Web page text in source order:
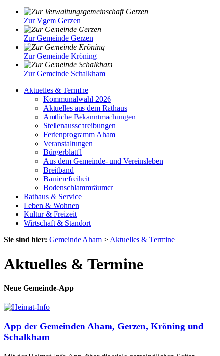
Zur Vgem Gerzen
Zur Gemeinde Gerzen
Zur Gemeinde Kröning
Zur Gemeinde Schalkham
Aktuelles & Termine
Kommunalwahl 2026
Aktuelles aus dem Rathaus
Amtliche Bekanntmachungen
Stellenausschreibungen
Ferienprogramm Aham
Veranstaltungen
Bürgerblatt'l
Aus dem Gemeinde- und Vereinsleben
Breitband
Barrierefreiheit
Bodenschlammräumer
Rathaus & Service
Leben & Wohnen
Kultur & Freizeit
Wirtschaft & Standort
Sie sind hier: Gemeinde Aham > Aktuelles & Termine
Aktuelles & Termine
Neue Gemeinde-App
App der Gemeinden Aham, Gerzen, Kröning und
Schalkham